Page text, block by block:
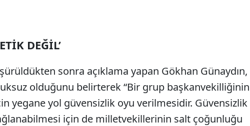
DEĞİL’
sonra açıklama yapan Gökhan Günaydın,
olduğunu belirterek “Bir grup başkanvekilliğinin
yegane yol güvensizlik oyu verilmesidir. Güvensizlik
için de milletvekillerinin salt çoğunluğu